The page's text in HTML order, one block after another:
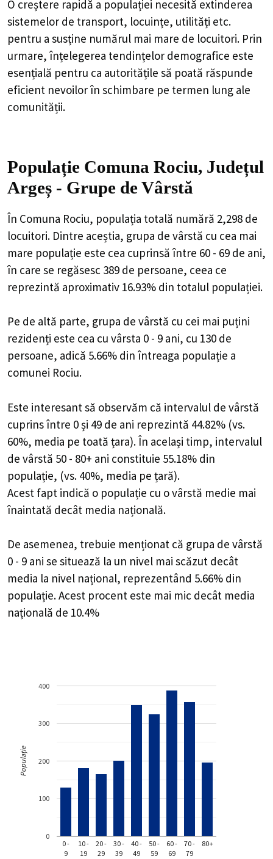
O creștere rapidă a populației necesită extinderea
sistemelor de transport, locuințe, utilități etc.
pentru a susține numărul mai mare de locuitori. Prin
urmare, înțelegerea tendințelor demografice este
esențială pentru ca autoritățile să poată răspunde
eficient nevoilor în schimbare pe termen lung ale
comunității.
Populație Comuna Rociu, Județul
Argeș - Grupe de Vârstă
În Comuna Rociu, populația totală numără 2,298 de
locuitori. Dintre aceștia, grupa de vârstă cu cea mai
mare populație este cea cuprinsă între 60 - 69 de ani,
în care se regăsesc 389 de persoane, ceea ce
reprezintă aproximativ 16.93% din totalul populației.
Pe de altă parte, grupa de vârstă cu cei mai puțini
rezidenți este cea cu vârsta 0 - 9 ani, cu 130 de
persoane, adică 5.66% din întreaga populație a
comunei Rociu.
Este interesant să observăm că intervalul de vârstă
cuprins între 0 și 49 de ani reprezintă 44.82% (vs.
60%, media pe toată țara). În același timp, intervalul
de vârstă 50 - 80+ ani constituie 55.18% din
populație, (vs. 40%, media pe țară).
Acest fapt indică o populație cu o vârstă medie mai
înaintată decât media națională.
De asemenea, trebuie menționat că grupa de vârstă
0 - 9 ani se situează la un nivel mai scăzut decât
media la nivel național, reprezentând 5.66% din
populație. Acest procent este mai mic decât media
națională de 10.4%
0 -
9
10 -
19
20 -
29
30 -
39
40 -
49
50 -
59
60 -
69
70 -
79
80+
0
100
200
300
400
Populație